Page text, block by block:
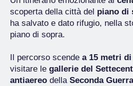
scoperta della città del piano di
ha salvato e dato rifugio, nella
piano di sopra.
Il percorso scende a 15 metri
visitare le gallerie del
antiaereo della Seconda